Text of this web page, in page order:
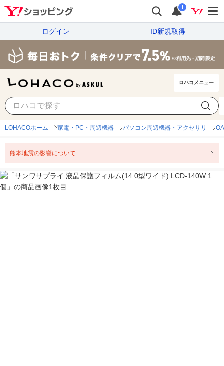
i
ログイン ID新規取得
ロハコメニュー
LOHACOホーム 家電・PC・周辺機器 パソコン周辺機器・アクセサリ
熊本地震の影響について